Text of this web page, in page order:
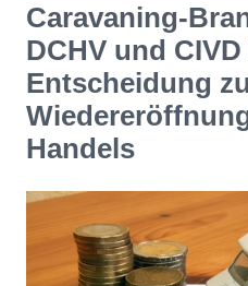
Caravaning-
DCHV und
Entscheidung
Handels